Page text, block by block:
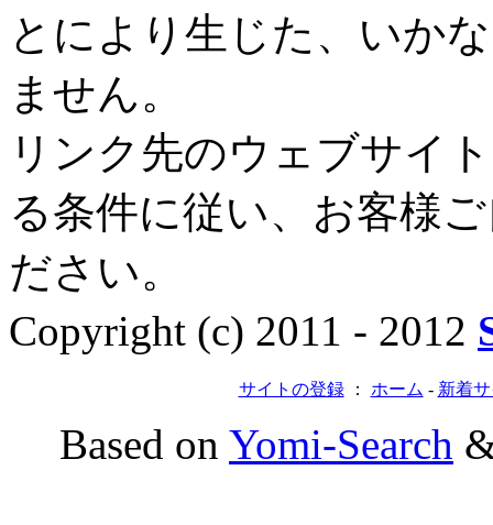
とにより生じた、いか
ません。
リンク先のウェブサイ
る条件に従い、お客様
ださい。
Copyright (c) 2011 - 2012
サイトの登録： ホーム - 新着
Based on Yomi-Search